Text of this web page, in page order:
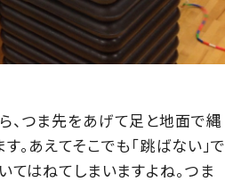
、つま先をあげて足と地面で縄
。あえてそこでも「跳ばない」で
てはねてしまいますよね。つま